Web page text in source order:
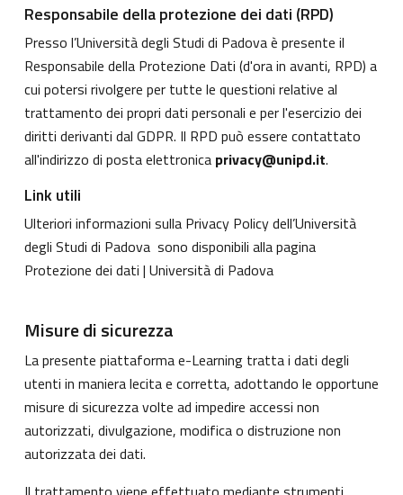
Responsabile della protezione dei dati (RPD)
Presso l’Università degli Studi di Padova è presente il
Responsabile della Protezione Dati (d'ora in avanti, RPD) a
cui potersi rivolgere per tutte le questioni relative al
trattamento dei propri dati personali e per l'esercizio dei
diritti derivanti dal GDPR. Il RPD può essere contattato
all'indirizzo di posta elettronica privacy@unipd.it.
Link utili
Ulteriori informazioni sulla Privacy Policy dell’Università
degli Studi di Padova sono disponibili alla pagina
Protezione dei dati | Università di Padova
Misure di sicurezza
La presente piattaforma e-Learning tratta i dati degli
utenti in maniera lecita e corretta, adottando le opportune
misure di sicurezza volte ad impedire accessi non
autorizzati, divulgazione, modifica o distruzione non
autorizzata dei dati.